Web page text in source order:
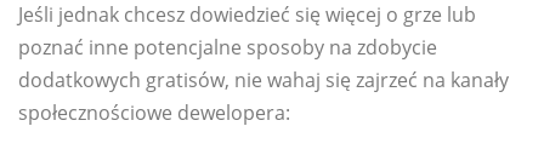
Jeśli jednak chcesz dowiedzieć się więcej o grze lub
poznać inne potencjalne sposoby na zdobycie
dodatkowych gratisów, nie wahaj się zajrzeć na kanały
społecznościowe dewelopera: